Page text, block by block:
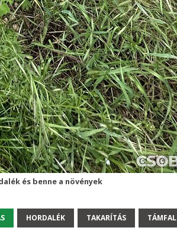
és benne a növények
HORDALÉK TAKARÍTÁS TÁMFAL